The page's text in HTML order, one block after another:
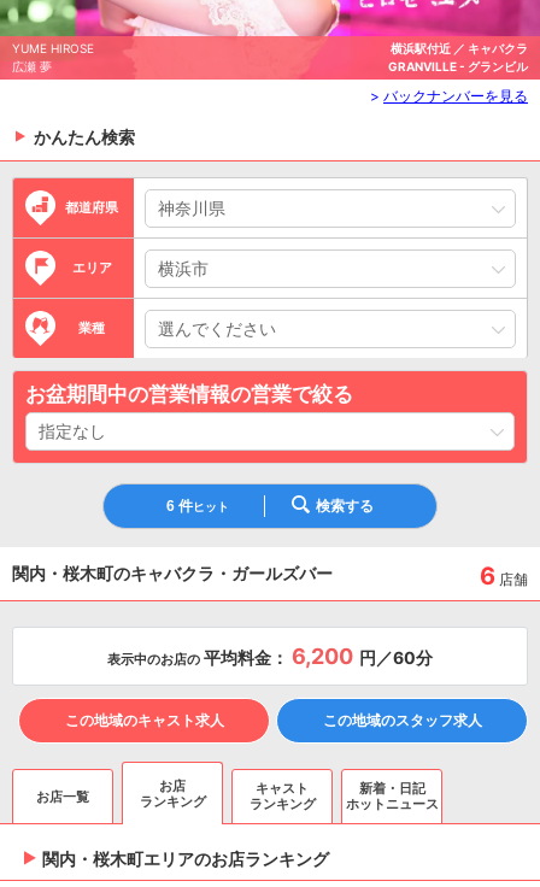
バクラ
ンビル
YUME HIROSE
横浜駅付近 ／
GRANVILLE -
> バックナンバーを見る
かんたん検索
都道府県
エリア
業種
お盆期間中の営業情報の営業で絞る
6 件ヒット 検索する
関内・桜木町のキャバクラ・ガールズバー 6 店舗
表示中のお店の 平均料金： 6,200 円／60分
この地域のキャスト求人 この地域のスタッフ求人
お店一覧
お店
ランキング
キャスト
ランキング
新着・日記
ホットニュース
関内・桜木町エリアのお店ランキング